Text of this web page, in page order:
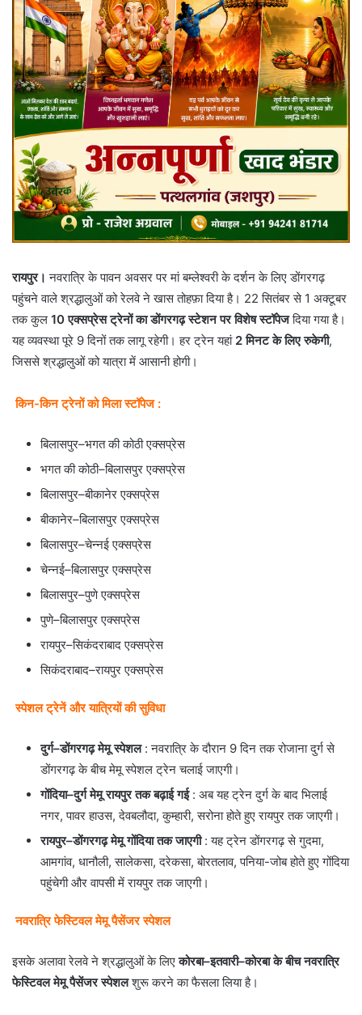
रायपुर। नवरात्रि के पावन अवसर पर मां बम्लेश्वरी के दर्शन के लिए डोंगरगढ़
पहुंचने वाले श्रद्धालुओं को रेलवे ने खास तोहफ़ा दिया है। 22 सितंबर से 1 अक्टूबर
तक कुल 10 एक्सप्रेस ट्रेनों का डोंगरगढ़ स्टेशन पर विशेष स्टॉपेजदिया गया है।
यह व्यवस्था पूरे 9 दिनों तक लागू रहेगी। हर ट्रेन यहां 2 मिनट के लिए रुकेगी,
जिससे श्रद्धालुओं को यात्रा में आसानी होगी।
किन-किन ट्रेनों को मिला स्टॉपेज :
बिलासपुर–भगत की कोठी एक्सप्रेस
भगत की कोठी–बिलासपुर एक्सप्रेस
बिलासपुर–बीकानेर एक्सप्रेस
बीकानेर–बिलासपुर एक्सप्रेस
बिलासपुर–चेन्नई एक्सप्रेस
चेन्नई–बिलासपुर एक्सप्रेस
बिलासपुर–पुणे एक्सप्रेस
पुणे–बिलासपुर एक्सप्रेस
रायपुर–सिकंदराबाद एक्सप्रेस
सिकंदराबाद–रायपुर एक्सप्रेस
स्पेशल ट्रेनें और यात्रियों की सुविधा
दुर्ग–डोंगरगढ़ मेमू स्पेशल: नवरात्रि के दौरान 9 दिन तक रोजाना दुर्ग से
डोंगरगढ़ के बीच मेमू स्पेशल ट्रेन चलाई जाएगी।
गोंदिया–दुर्ग मेमू रायपुर तक बढ़ाई गई: अब यह ट्रेन दुर्ग के बाद भिलाई
नगर, पावर हाउस, देवबलौदा, कुम्हारी, सरोना होते हुए रायपुर तक जाएगी।
रायपुर–डोंगरगढ़ मेमू गोंदिया तक जाएगी: यह ट्रेन डोंगरगढ़ से गुदमा,
आमगांव, धानौली, सालेकसा, दरेकसा, बोरतलाव, पनिया-जोब होते हुए गोंदिया
पहुंचेगी और वापसी में रायपुर तक जाएगी।
नवरात्रि फेस्टिवल मेमू पैसेंजर स्पेशल
इसके अलावा रेलवे ने श्रद्धालुओं के लिएकोरबा–इतवारी–कोरबा के बीच नवरात्रि
फेस्टिवल मेमू पैसेंजर स्पेशलशुरू करने का फैसला लिया है।